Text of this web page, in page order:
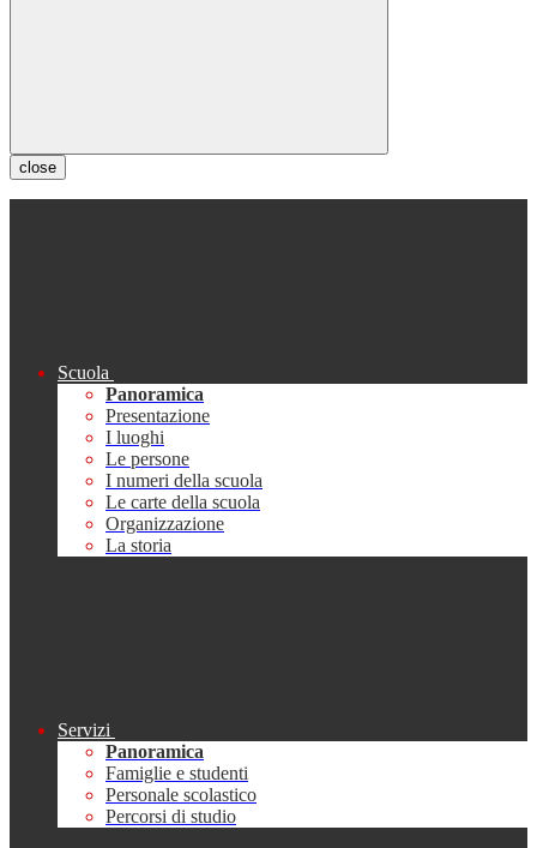
close
Scuola
Panoramica
Presentazione
I luoghi
Le persone
I numeri della scuola
Le carte della scuola
Organizzazione
La storia
Servizi
Panoramica
Famiglie e studenti
Personale scolastico
Percorsi di studio